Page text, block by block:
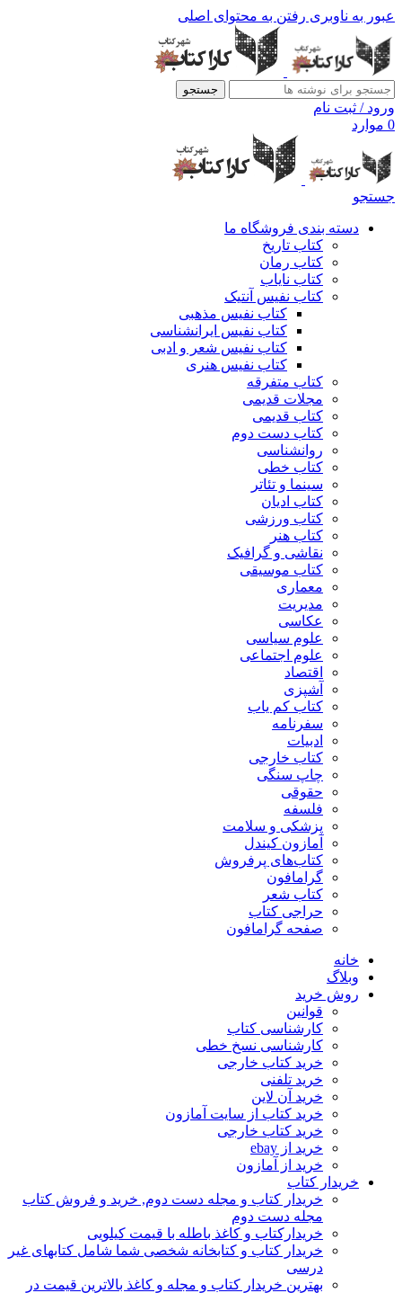
عبور به ناوبری رفتن به محتوای اصلی
جستجو
ورود / ثبت نام
0 موارد
جستجو
دسته بندی فروشگاه ما
کتاب تاریخ
کتاب رمان
کتاب نایاب
کتاب نفیس آنتیک
کتاب نفیس مذهبی
کتاب نفیس ایرانشناسی
کتاب نفیس شعر و ادبی
کتاب نفیس هنری
کتاب متفرقه
مجلات قدیمی
کتاب قدیمی
کتاب دست دوم
روانشناسی
کتاب خطی
سینما و تئاتر
کتاب ادیان
کتاب ورزشی
کتاب هنر
نقاشی و گرافیک
کتاب موسیقی
معماری
مدیریت
عکاسی
علوم سیاسی
علوم اجتماعی
اقتصاد
آشپزی
کتاب کم یاب
سفرنامه
ادبیات
کتاب خارجی
چاپ سنگی
حقوقی
فلسفه
پزشکی و سلامت
آمازون کیندل
کتاب‌های پرفروش
گرامافون
کتاب شعر
حراجی کتاب
صفحه گرامافون
خانه
وبلاگ
روش خرید
قوانین
کارشناسی کتاب
کارشناسی نسخ خطی
خرید کتاب خارجی
خرید تلفنی
خرید آن لاین
خرید کتاب از سایت آمازون
خرید کتاب خارجی
خرید از ebay
خرید از آمازون
خریدار کتاب
خریدار کتاب و مجله دست دوم, خرید و فروش کتاب
مجله دست دوم
خریدارکتاب و کاغذ باطله با قیمت کیلویی
خریدار کتاب و کتابخانه شخصی شما شامل کتابهای غیر
درسی
بهترین خریدار کتاب و مجله و کاغذ بالاترین قیمت در